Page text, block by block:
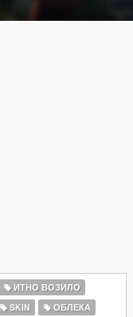
ИТНО ВОЗИЛО
SKIN
ОБЛЕКА